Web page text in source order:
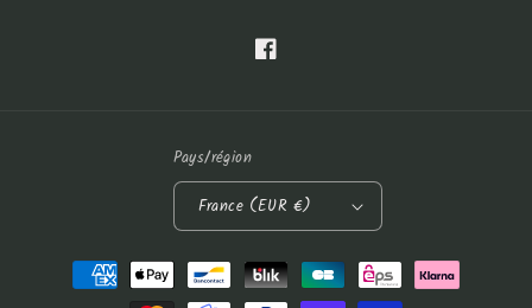
Facebook
Pays/région
France (EUR €)
Moyens